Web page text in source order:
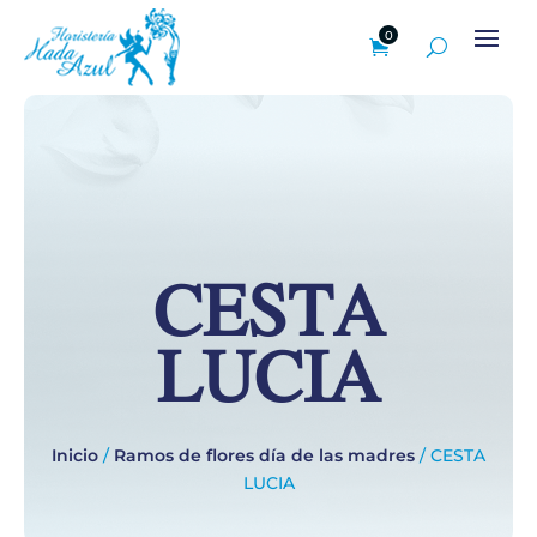
0
CESTA
LUCIA
Inicio / Ramos de flores día de las madres / CESTA
LUCIA